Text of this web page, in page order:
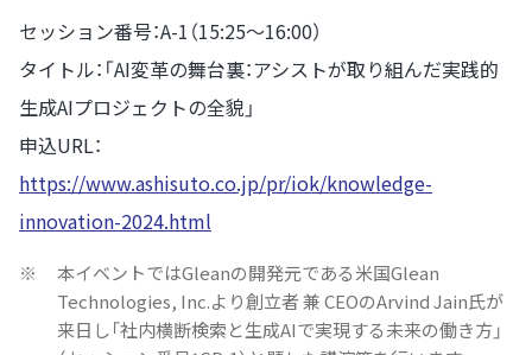
セッション番号：A-1（15:25～16:00）
タイトル：「AI変革の舞台裏：アシストが取り組んだ実践的
生成AIプロジェクトの全貌」
申込URL：
https://www.ashisuto.co.jp/pr/iok/knowledge-
innovation-2024.html
※
本イベントではGleanの開発元である米国Glean
Technologies, Inc.より創立者 兼 CEOのArvind Jain氏が
来日し「社内横断検索と生成AIで実現する未来の働き方」